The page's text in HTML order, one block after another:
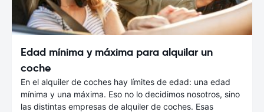
Edad mínima y máxima para alquilar un
coche
En el alquiler de coches hay límites de edad: una edad
mínima y una máxima. Eso no lo decidimos nosotros, sino
las distintas empresas de alquiler de coches. Esas